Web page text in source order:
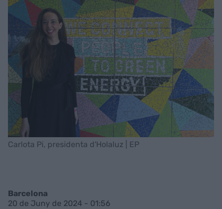
Carlota Pi, presidenta d'Holaluz | EP
Barcelona
20 de Juny de 2024 - 01:56